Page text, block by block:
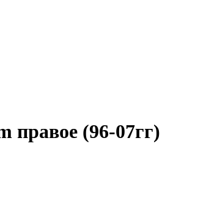
правое (96-07гг)